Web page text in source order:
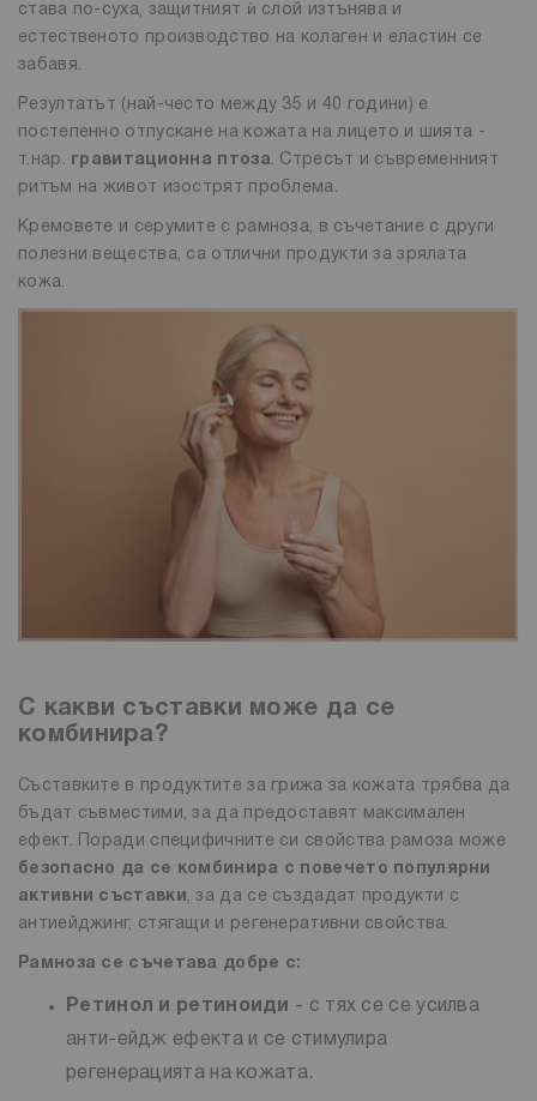
става по-суха, защитният ѝ слой изтънява и
естественото производство на колаген и еластин се
забавя.
Резултатът (най-често между 35 и 40 години) е
постепенно отпускане на кожата на лицето и шията -
т.нар. гравитационна птоза. Стресът и съвременният
ритъм на живот изострят проблема.
Кремовете и серумите с рамноза, в съчетание с други
полезни вещества, са отлични продукти за зрялата
кожа.
С какви съставки може да се
комбинира?
Съставките в продуктите за грижа за кожата трябва да
бъдат съвместими, за да предоставят максимален
ефект. Поради специфичните си свойства рамоза може
безопасно да се комбинира с повечето популярни
активни съставки, за да се създадат продукти с
антиейджинг, стягащи и регенеративни свойства.
Рамноза се съчетава добре с:
Ретинол и ретиноиди
- с тях се се усилва
анти-ейдж ефекта и се стимулира
регенерацията на кожата.